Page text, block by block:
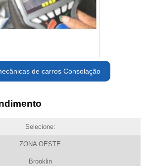
de carros Consolação
Selecione:
ZONA OESTE
Brooklin